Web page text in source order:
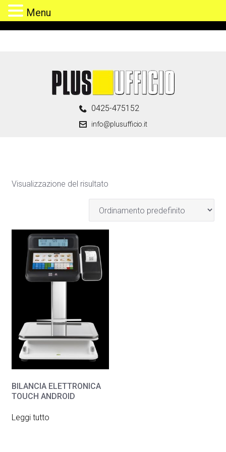
0425-475152
info@plusufficio.it
Visualizzazione del risultato
BILANCIA ELETTRONICA
TOUCH ANDROID
Leggi tutto
Menu